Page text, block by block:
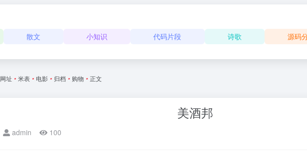
散文 小知识 代码片段 诗歌 源码
网址 • 米表 • 电影 • 归档 • 购物 • 正文
美酒邦
admin 100